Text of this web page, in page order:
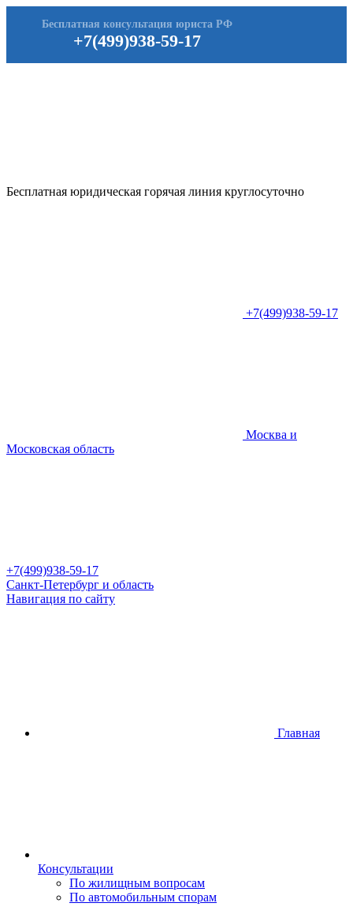
+7(499)938-59-17
Бесплатная консультация юриста РФ
Бесплатная юридическая горячая линия круглосуточно
+7(499)938-59-17
Москва и
Московская область
+7(499)938-59-17
Санкт-Петербург и область
Навигация по сайту
Главная
Консультации
По жилищным вопросам
По автомобильным спорам